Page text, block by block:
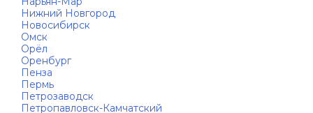
Нижний Новгород
Новосибирск
Омск
Орёл
Оренбург
Пенза
Пермь
Петрозаводск
Петропавловск-Камчатский